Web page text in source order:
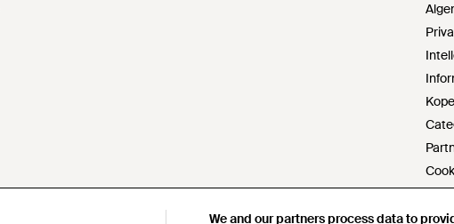
We and our partners process data to
We and our partners process data to
Do